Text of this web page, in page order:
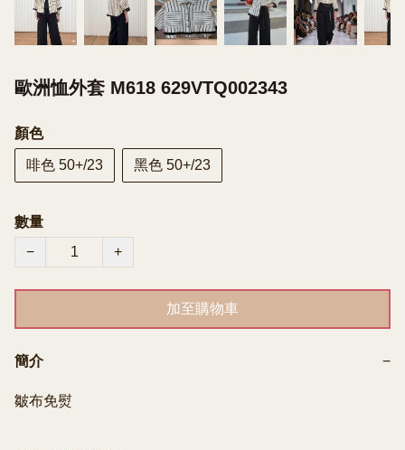
歐洲恤外套 M618 629VTQ002343
顏色
啡色 50+/23 黑色 50+/23
數量
−
+
加至購物車
簡介 −
皺布免熨